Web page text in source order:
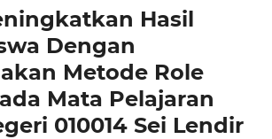
Hasil
Dengan
Metode Role
Mata Pelajaran
010014 Sei Lendir